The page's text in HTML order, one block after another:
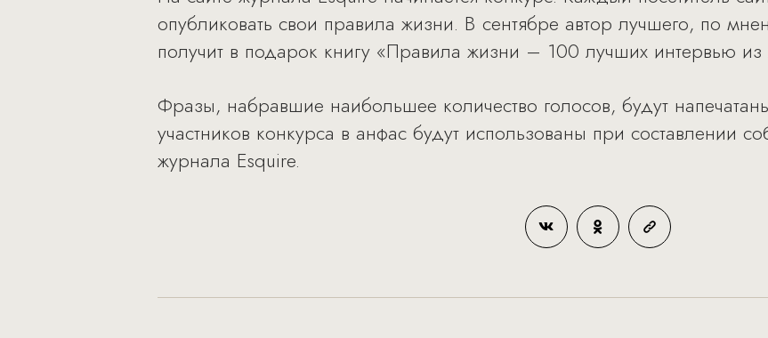
опубликовать свои правила жизни. В сентябре автор лучшего, по
получит в подарок книгу «Правила жизни – 100 лучших интервью из
Фразы, набравшие наибольшее количество голосов, будут
участников конкурса в анфас будут использованы при составлении
журнала Esquire.